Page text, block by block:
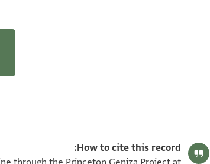
How to cite this record: